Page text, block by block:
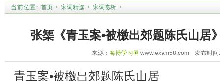
当前位置: 首页 > 宋词精选 > 宋词赏析 >
张榘《青玉案•被檄出郊题陈氏山居
来源： 海博学习网 www.exam58.com 发布时间
青玉案•被檄出郊题陈氏山居